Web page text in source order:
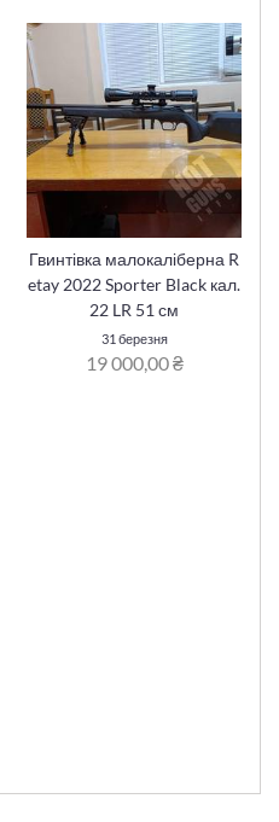
Гвинтівка малокаліберна R
etay 2022 Sporter Black кал.
22 LR 51 см
31 березня
19 000,00 ₴